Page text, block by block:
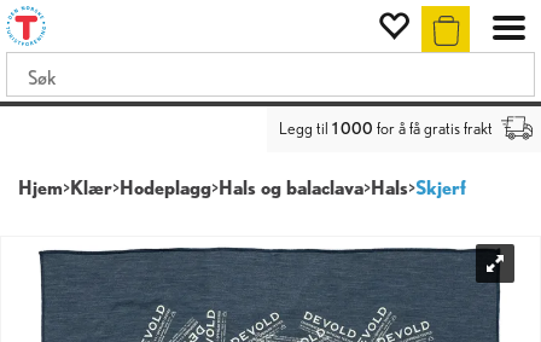
Legg til 1 000 for å få gratis frakt
Hjem>Klær>Hodeplagg>Hals og balaclava>Hals>Skjerf